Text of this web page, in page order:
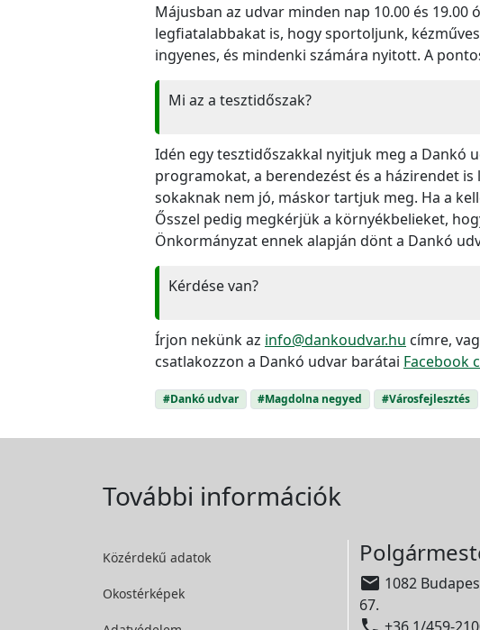
Májusban az udvar minden nap 10.00 és
legfiatalabbakat is, hogy sportoljunk,
ingyenes, és mindenki számára nyitott. A
Mi az a tesztidőszak?
Idén egy tesztidőszakkal nyitjuk meg a Dankó
programokat, a berendezést és a házirendet
sokaknak nem jó, máskor tartjuk meg. Ha a
Ősszel pedig megkérjük a környékbelieket,
Önkormányzat ennek alapján dönt a Dankó
Kérdése van?
Írjon nekünk az info@dankoudvar.hu címre,
csatlakozzon a Dankó udvar barátai Facebook
#Dankó udvar #Magdolna negyed #Városfejlesztés
További információk
Közérdekű adatok
Okostérképek  1082
67.